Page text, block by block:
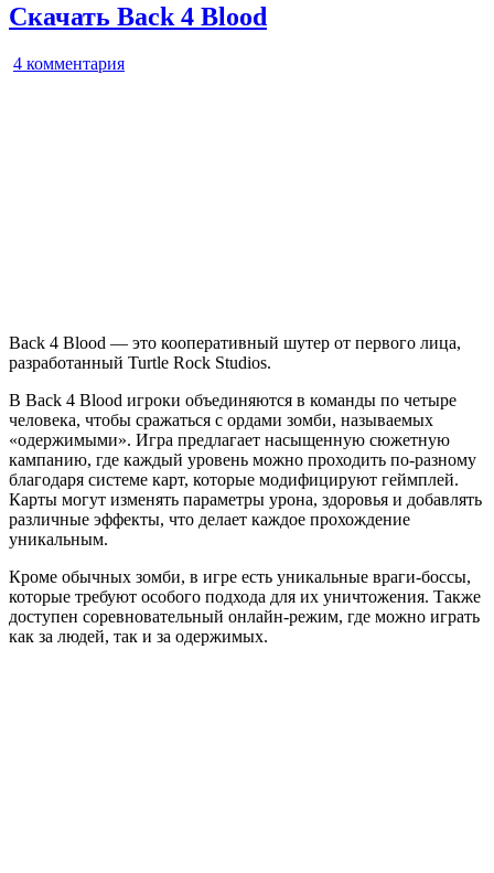
Скачать Back 4 Blood
4 комментарияк
Back 4 Blood — это кооперативный шутер от первого лица,
разработанный Turtle Rock Studios.
В Back 4 Blood игроки объединяются в команды по четыре
человека, чтобы сражаться с ордами зомби, называемых
«одержимыми». Игра предлагает насыщенную сюжетную
кампанию, где каждый уровень можно проходить по-разному
благодаря системе карт, которые модифицируют геймплей.
Карты могут изменять параметры урона, здоровья и добавлять
различные эффекты, что делает каждое прохождение
уникальным.
Кроме обычных зомби, в игре есть уникальные враги-боссы,
которые требуют особого подхода для их уничтожения. Также
доступен соревновательный онлайн-режим, где можно играть
как за людей, так и за одержимых.